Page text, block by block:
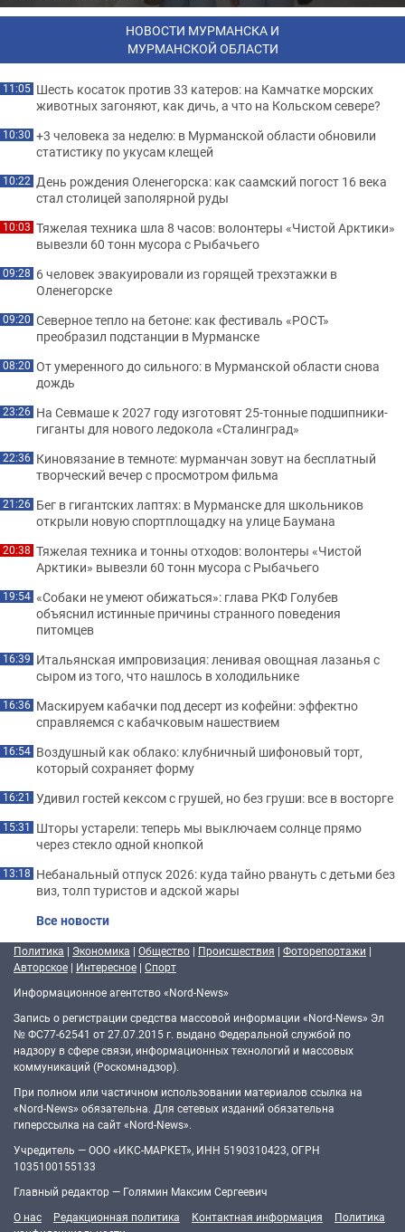
НОВОСТИ МУРМАНСКА И
МУРМАНСКОЙ ОБЛАСТИ
11:05 Шесть косаток против 33 катеров: на Камчатке морских
животных загоняют, как дичь, а что на Кольском севере?
10:30 +3 человека за неделю: в Мурманской области обновили
статистику по укусам клещей
10:22 День рождения Оленегорска: как саамский погост 16 века
стал столицей заполярной руды
10:03 Тяжелая техника шла 8 часов: волонтеры «Чистой Арктики»
вывезли 60 тонн мусора с Рыбачьего
09:28 6 человек эвакуировали из горящей трехэтажки в
Оленегорске
09:20 Северное тепло на бетоне: как фестиваль «РОСТ»
преобразил подстанции в Мурманске
08:20 От умеренного до сильного: в Мурманской области снова
дождь
23:26 На Севмаше к 2027 году изготовят 25-тонные подшипники-
гиганты для нового ледокола «Сталинград»
22:36 Киновязание в темноте: мурманчан зовут на бесплатный
творческий вечер с просмотром фильма
21:26 Бег в гигантских лаптях: в Мурманске для школьников
открыли новую спортплощадку на улице Баумана
20:38 Тяжелая техника и тонны отходов: волонтеры «Чистой
Арктики» вывезли 60 тонн мусора с Рыбачьего
19:54 «Собаки не умеют обижаться»: глава РКФ Голубев
объяснил истинные причины странного поведения
питомцев
16:39 Итальянская импровизация: ленивая овощная лазанья с
сыром из того, что нашлось в холодильнике
16:36 Маскируем кабачки под десерт из кофейни: эффектно
справляемся с кабачковым нашествием
16:54 Воздушный как облако: клубничный шифоновый торт,
который сохраняет форму
16:21 Удивил гостей кексом с грушей, но без груши: все в восторге
15:31 Шторы устарели: теперь мы выключаем солнце прямо
через стекло одной кнопкой
13:18 Небанальный отпуск 2026: куда тайно рвануть с детьми без
виз, толп туристов и адской жары
Все новости
Политика | Экономика | Общество | Происшествия | Фоторепортажи |
Авторское | Интересное | Спорт
Информационное агентство «Nord-News»
Запись о регистрации средства массовой информации «Nord-News» Эл
№ ФС77-62541 от 27.07.2015 г. выдано Федеральной службой по
надзору в сфере связи, информационных технологий и массовых
коммуникаций (Роскомнадзор).
При полном или частичном использовании материалов ссылка на
«Nord-News» обязательна. Для сетевых изданий обязательна
гиперссылка на сайт «Nord-News».
Учредитель — ООО «ИКС-МАРКЕТ», ИНН 5190310423, ОГРН
1035100155133
Главный редактор — Голямин Максим Сергеевич
О нас
Редакционная политика Контактная информация
Политика